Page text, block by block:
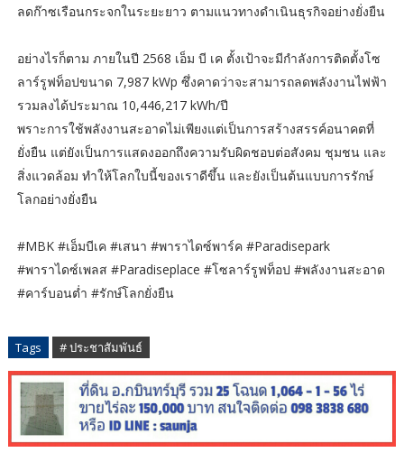
ลดก๊าซเรือนกระจกในระยะยาว ตามแนวทางดำเนินธุรกิจอย่างยั่งยืน
อย่างไรก็ตาม ภายในปี 2568 เอ็ม บี เค ตั้งเป้าจะมีกำลังการติดตั้งโซ
ลาร์รูฟท็อปขนาด 7,987 kWp ซึ่งคาดว่าจะสามารถลดพลังงานไฟฟ้า
รวมลงได้ประมาณ 10,446,217 kWh/ปี
พราะการใช้พลังงานสะอาดไม่เพียงแต่เป็นการสร้างสรรค์อนาคตที่
ยั่งยืน แต่ยังเป็นการแสดงออกถึงความรับผิดชอบต่อสังคม ชุมชน และ
สิ่งแวดล้อม ทำให้โลกใบนี้ของเราดีขึ้น และยังเป็นต้นแบบการรักษ์
โลกอย่างยั่งยืน
#MBK #เอ็มบีเค #เสนา #พาราไดซ์พาร์ค #Paradisepark
#พาราไดซ์เพลส #Paradiseplace #โซลาร์รูฟท็อป #พลังงานสะอาด
#คาร์บอนต่ำ #รักษ์โลกยั่งยืน
Tags # ประชาสัมพันธ์